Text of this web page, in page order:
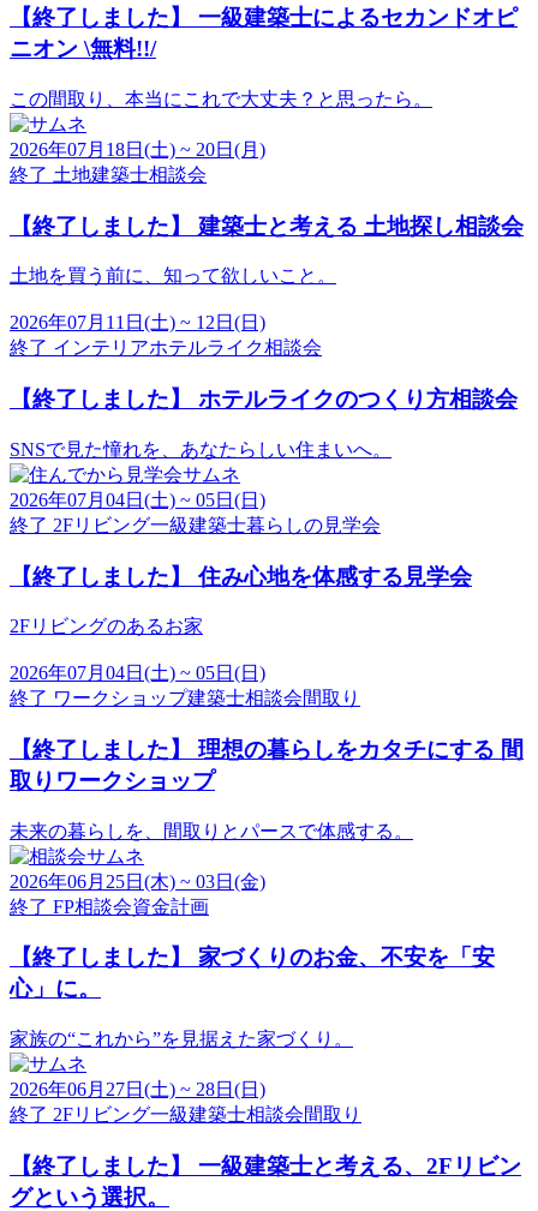
【終了しました】
一級建築士によるセカンドオピ
ニオン \無料!!/
この間取り、本当にこれで大丈夫？と思ったら。
2026年07月18日(土) ~ 20日(月)
終了 土地建築士相談会
【終了しました】 建築士と考える 土地探し相談会
土地を買う前に、知って欲しいこと。
2026年07月11日(土) ~ 12日(日)
終了 インテリアホテルライク相談会
【終了しました】 ホテルライクのつくり方相談会
SNSで見た憧れを、あなたらしい住まいへ。
2026年07月04日(土) ~ 05日(日)
終了 2Fリビング一級建築士暮らしの見学会
【終了しました】 住み心地を体感する見学会
2Fリビングのあるお家
2026年07月04日(土) ~ 05日(日)
終了 ワークショップ建築士相談会間取り
【終了しました】
理想の暮らしをカタチにする 間
取りワークショップ
未来の暮らしを、間取りとパースで体感する。
2026年06月25日(木) ~ 03日(金)
終了 FP相談会資金計画
【終了しました】
家づくりのお金、不安を「安
心」に。
家族の“これから”を見据えた家づくり。
2026年06月27日(土) ~ 28日(日)
終了 2Fリビング一級建築士相談会間取り
【終了しました】
一級建築士と考える、2Fリビン
グという選択。